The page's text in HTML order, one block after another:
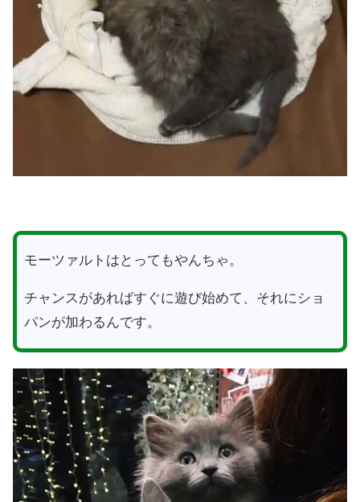
モーツァルトはとってもやんちゃ。
チャンスがあればすぐに遊び始めて、それにショ
パンが加わるんです。